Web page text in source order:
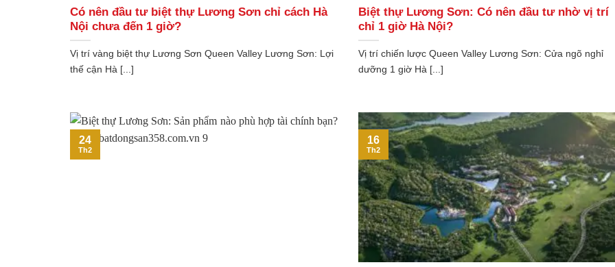
Có nên đầu tư biệt thự Lương Sơn chỉ cách Hà
Nội chưa đến 1 giờ?
Vị trí vàng biệt thự Lương Sơn Queen Valley Lương Sơn: Lợi
thế cận Hà [...]
Biệt thự Lương Sơn: Có nên đầu tư nhờ vị trí
chỉ 1 giờ Hà Nội?
Vị trí chiến lược Queen Valley Lương Sơn: Cửa ngõ nghỉ
dưỡng 1 giờ Hà [...]
24
Th2
16
Th2